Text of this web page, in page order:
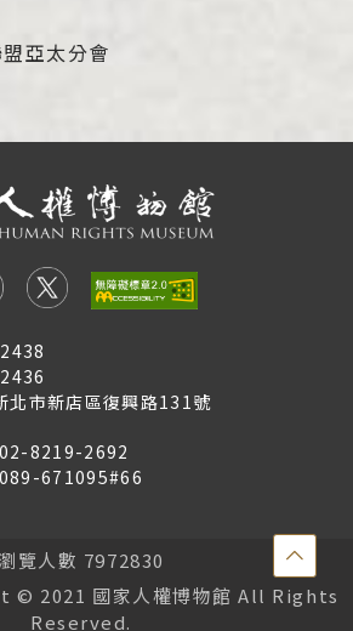
點
擊
亞太分會
北市新店區復興路131號
02-8219-2692
089-671095#66
覽人數 7972830
© 2021 國家人權博物館 All Rights
Reserved.